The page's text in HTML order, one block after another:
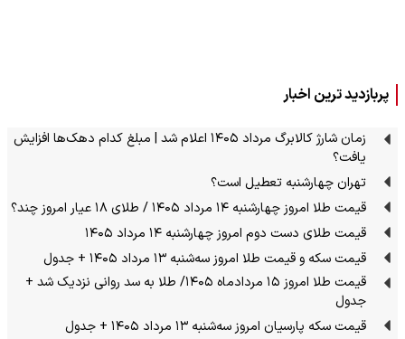
پربازدید ترین اخبار
زمان شارژ کالابرگ مرداد ۱۴۰۵ اعلام شد | مبلغ کدام دهک‌ها افزایش
یافت؟
تهران چهارشنبه تعطیل است؟
قیمت طلا امروز چهارشنبه ۱۴ مرداد ۱۴۰۵ / طلای ۱۸ عیار امروز چند؟
قیمت طلای دست دوم امروز چهارشنبه ۱۴ مرداد ۱۴۰۵
قیمت سکه و قیمت طلا امروز سه‌شنبه ۱۳ مرداد ۱۴۰۵ + جدول
قیمت طلا امروز ۱۵ مردادماه ۱۴۰۵/ طلا به سد روانی نزدیک شد +
جدول
قیمت سکه پارسیان امروز سه‌شنبه ۱۳ مرداد ۱۴۰۵ + جدول